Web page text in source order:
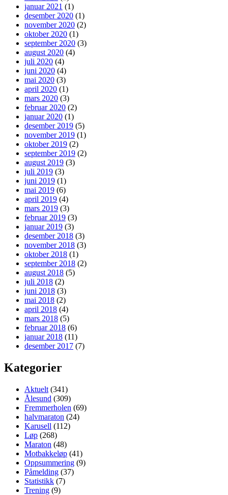
januar 2021 (1)
desember 2020 (1)
november 2020 (2)
oktober 2020 (1)
september 2020 (3)
august 2020 (4)
juli 2020 (4)
juni 2020 (4)
mai 2020 (3)
april 2020 (1)
mars 2020 (3)
februar 2020 (2)
januar 2020 (1)
desember 2019 (5)
november 2019 (1)
oktober 2019 (2)
september 2019 (2)
august 2019 (3)
juli 2019 (3)
juni 2019 (1)
mai 2019 (6)
april 2019 (4)
mars 2019 (3)
februar 2019 (3)
januar 2019 (3)
desember 2018 (3)
november 2018 (3)
oktober 2018 (1)
september 2018 (2)
august 2018 (5)
juli 2018 (2)
juni 2018 (3)
mai 2018 (2)
april 2018 (4)
mars 2018 (5)
februar 2018 (6)
januar 2018 (11)
desember 2017 (7)
Kategorier
Aktuelt (341)
Ålesund (309)
Fremmerholen (69)
halvmaraton (24)
Karusell (112)
Løp (268)
Maraton (48)
Motbakkeløp (41)
Oppsummering (9)
Påmelding (37)
Statistikk (7)
Trening (9)